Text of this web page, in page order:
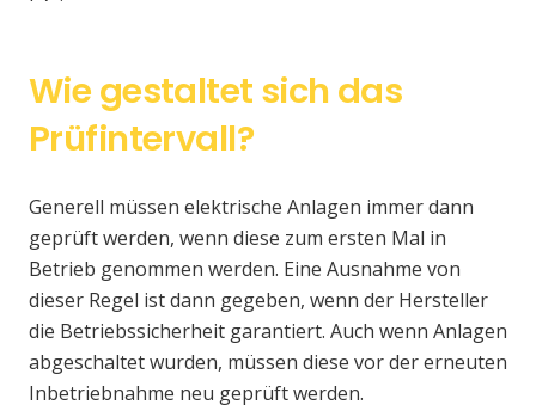
Wie gestaltet sich das
Prüfintervall?
Generell müssen elektrische Anlagen immer dann
geprüft werden, wenn diese zum ersten Mal in
Betrieb genommen werden. Eine Ausnahme von
dieser Regel ist dann gegeben, wenn der Hersteller
die Betriebssicherheit garantiert. Auch wenn Anlagen
abgeschaltet wurden, müssen diese vor der erneuten
Inbetriebnahme neu geprüft werden.